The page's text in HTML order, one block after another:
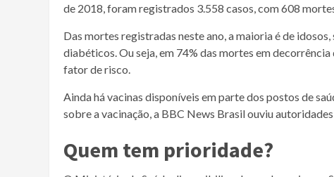
de 2018, foram registrados 3.558 casos, com 608
Das mortes registradas neste ano, a maioria é de
diabéticos. Ou seja, em 74% das mortes em
fator de risco.
Ainda há vacinas disponíveis em parte dos postos de
sobre a vacinação, a BBC News Brasil ouviu
Quem tem prioridade?